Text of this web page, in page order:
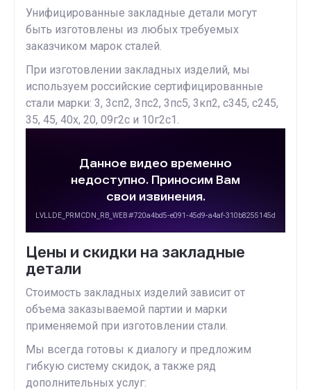
Унифицированные закладные детали могут
быть изготовлены из любых требуемых
заказчиком марок сталей.
При изготовлении закладных изделий, мы
используем российские сертифицированные
стали марки: 3, 3сп2, 3пс2, 3пс5, 3кп2, с345, с245,
35, 45, 40х, 20, 09г2с и 10г2с1.
Цены и скидки на закладные
детали
Стоимость закладных изделий зависит от
объема заказываемой партии и марки
применяемой при изготовлении стали.
Мы всегда готовы к диалогу и предложим
гибкую систему скидок, а также ряд
дополнительных услуг: